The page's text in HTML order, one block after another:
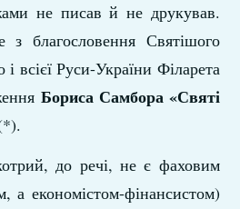
не писав й не друкував.
з благословення Святішого
і всієї Руси-України Філарета
Бориса Самбора «Святі
до речі, не є фаховим
а економістом-фінансистом)